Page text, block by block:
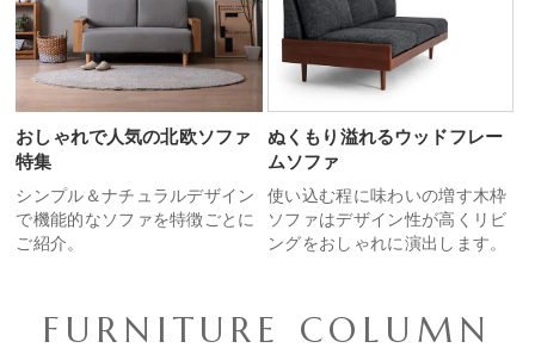
おしゃれで人気の北欧ソファ
特集
シンプル＆ナチュラルデザイン
で機能的なソファを特徴ごとに
ご紹介。
ぬくもり溢れるウッドフレー
ムソファ
使い込む程に味わいの増す木枠
ソファはデザイン性が高くリビ
ングをおしゃれに演出します。
FURNITURE COLUMN